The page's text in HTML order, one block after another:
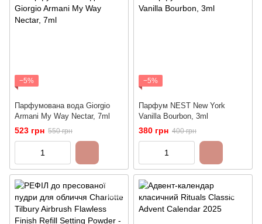
−5%
Парфумована вода Giorgio
Armani My Way Nectar, 7ml
523 грн 550 грн
−5%
Парфум NEST New York
Vanilla Bourbon, 3ml
380 грн 400 грн